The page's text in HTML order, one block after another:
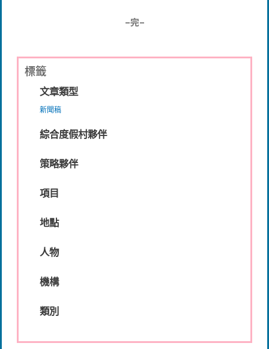
–完–
標籤
文章類型
新聞稿
綜合度假村夥伴
策略夥伴
項目
地點
人物
機構
類別